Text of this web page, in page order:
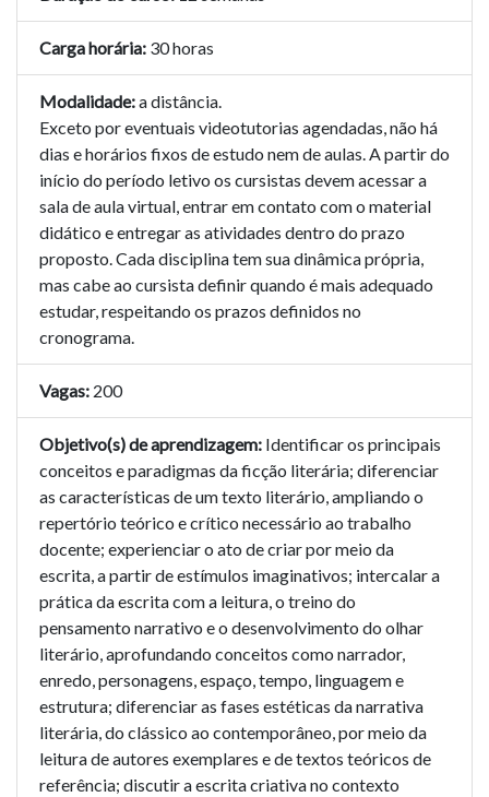
Carga horária: 30 horas
Modalidade:a distância.
Exceto por eventuais videotutorias agendadas, não há
dias e horários fixos de estudo nem de aulas. A partir do
início do período letivo os cursistas devem acessar a
sala de aula virtual, entrar em contato com o material
didático e entregar as atividades dentro do prazo
proposto. Cada disciplina tem sua dinâmica própria,
mas cabe ao cursista definir quando é mais adequado
estudar, respeitando os prazos definidos no
cronograma.
Vagas: 200
Objetivo(s) de aprendizagem: Identificar os principais
conceitos e paradigmas da ficção literária; diferenciar
as características de um texto literário, ampliando o
repertório teórico e crítico necessário ao trabalho
docente; experienciar o ato de criar por meio da
escrita, a partir de estímulos imaginativos; intercalar a
prática da escrita com a leitura, o treino do
pensamento narrativo e o desenvolvimento do olhar
literário, aprofundando conceitos como narrador,
enredo, personagens, espaço, tempo, linguagem e
estrutura; diferenciar as fases estéticas da narrativa
literária, do clássico ao contemporâneo, por meio da
leitura de autores exemplares e de textos teóricos de
referência; discutir a escrita criativa no contexto